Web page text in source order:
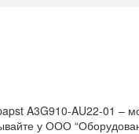
A3G910-AU22-01 –
у ООО